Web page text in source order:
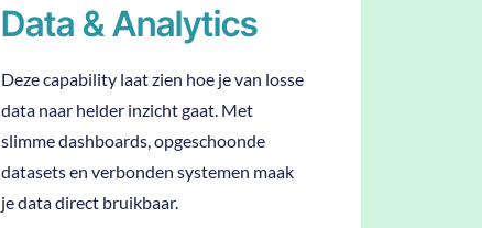
Data & Analytics
Deze capability laat zien hoe je van losse
data naar helder inzicht gaat. Met
slimme dashboards, opgeschoonde
datasets en verbonden systemen maak
je data direct bruikbaar.